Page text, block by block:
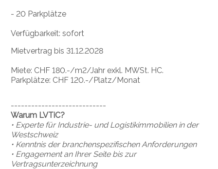
- 20 Parkplätze
Verfügbarkeit: sofort
Mietvertrag bis 31.12.2028
Miete: CHF 180.-/m2/Jahr exkl. MWSt. HC.
Parkplätze: CHF 120.-/Platz/Monat
----------------------------
Warum LVTiC?
• Experte für Industrie- und Logistikimmobilien in der
Westschweiz
• Kenntnis der branchenspezifischen Anforderungen
• Engagement an Ihrer Seite bis zur
Vertragsunterzeichnung